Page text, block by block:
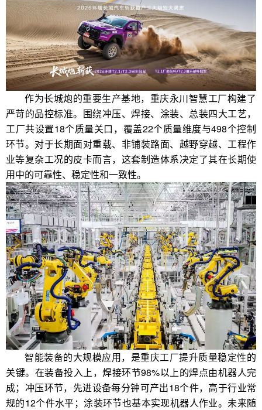
作为长城炮的重要生产基地，重庆永川智慧工厂构建了
严苛的品控标准。围绕冲压、焊接、涂装、总装四大工艺，
工厂共设置18个质量关口，覆盖22个质量维度与498个控制
环节。对于长期面对重载、非铺装路面、越野穿越、工程作
业等复杂工况的皮卡而言，这套制造体系决定了其在长期使
用中的可靠性、稳定性和一致性。
智能装备的大规模应用，是重庆工厂提升质量稳定性的
关键。在装备投入上，焊接环节98%以上的焊点由机器人完
成；冲压环节，先进设备每分钟可产出18个件，高于行业常
规的12个件水平；涂装环节也基本实现机器人作业。未来随